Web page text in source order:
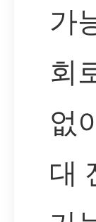
가
회
없
대